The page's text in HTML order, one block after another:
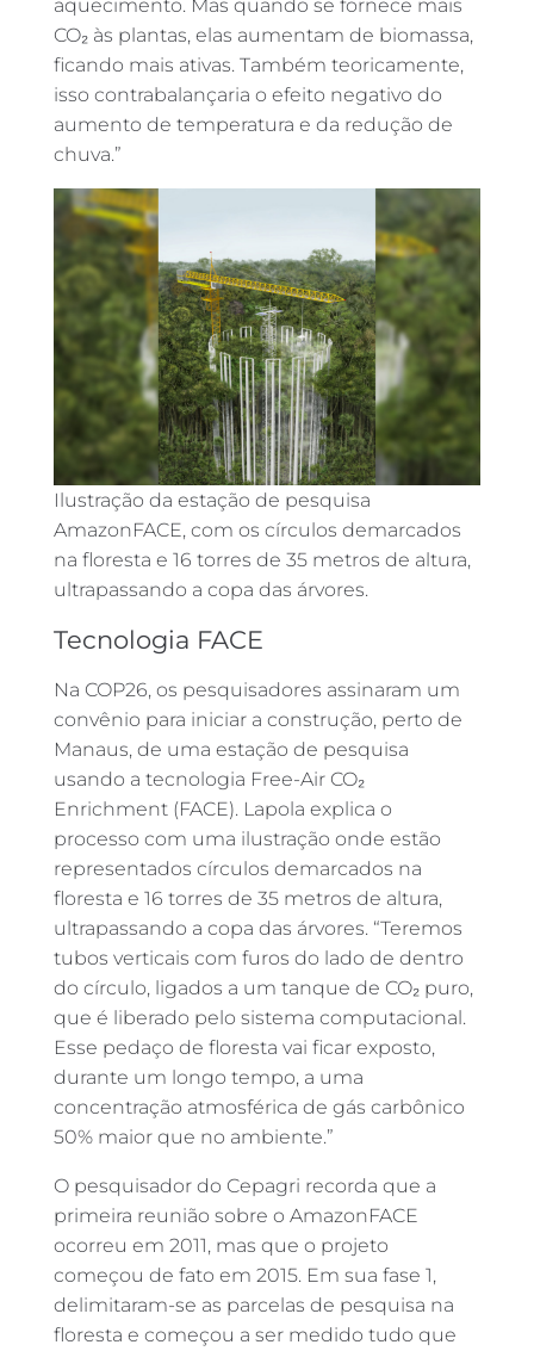
aquecimento. Mas quando se fornece mais
CO₂ às plantas, elas aumentam de biomassa,
ficando mais ativas. Também teoricamente,
isso contrabalançaria o efeito negativo do
aumento de temperatura e da redução de
chuva.”
Ilustração da estação de pesquisa
AmazonFACE, com os círculos demarcados
na floresta e 16 torres de 35 metros de altura,
ultrapassando a copa das árvores.
Tecnologia FACE
Na COP26, os pesquisadores assinaram um
convênio para iniciar a construção, perto de
Manaus, de uma estação de pesquisa
usando a tecnologia Free-Air CO₂
Enrichment (FACE). Lapola explica o
processo com uma ilustração onde estão
representados círculos demarcados na
floresta e 16 torres de 35 metros de altura,
ultrapassando a copa das árvores. “Teremos
tubos verticais com furos do lado de dentro
do círculo, ligados a um tanque de CO₂ puro,
que é liberado pelo sistema computacional.
Esse pedaço de floresta vai ficar exposto,
durante um longo tempo, a uma
concentração atmosférica de gás carbônico
50% maior que no ambiente.”
O pesquisador do Cepagri recorda que a
primeira reunião sobre o AmazonFACE
ocorreu em 2011, mas que o projeto
começou de fato em 2015. Em sua fase 1,
delimitaram-se as parcelas de pesquisa na
floresta e começou a ser medido tudo que